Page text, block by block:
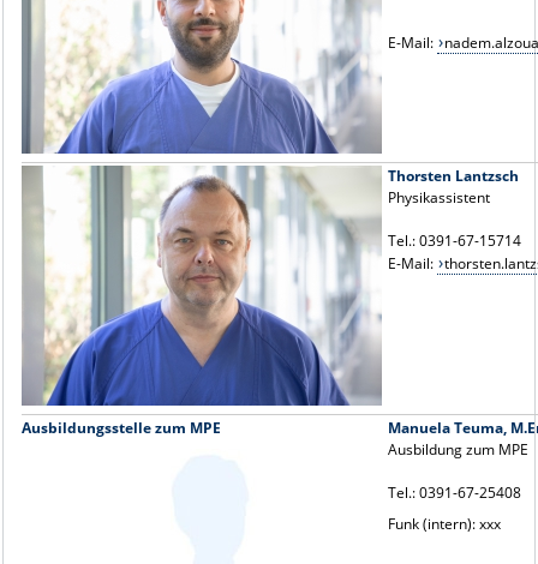
E-Mail:
Thorsten Lantzsch
Physikassistent
Tel.: 0391-67-15714
E-Mail:
Ausbildungsstelle zum MPE
Manuela Teuma,
Ausbildung zum MPE
Tel.: 0391-67-25408
Funk (intern): xxx